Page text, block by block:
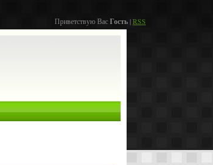
Приветствую ВасГость|RSS